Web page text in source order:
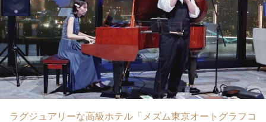
ラグジュアリーな高級ホテル「メズム東京オートグラフコ